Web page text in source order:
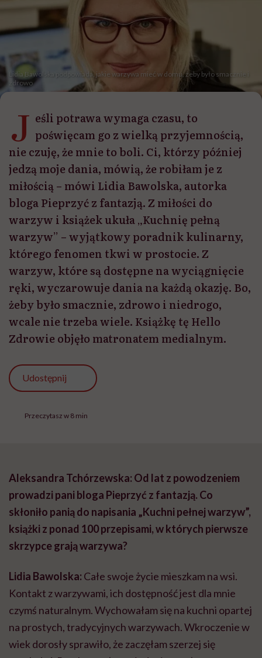
Lidia Bawolska podpowiada, jakie warzywa mieć w domu, żeby było smacznie i
zdrowo
J eśli potrawa wymaga czasu, to
poświęcam go z wielką przyjemnością,
nie czuję, że mnie to boli. Ci, którzy później
jedzą moje dania, mówią, że robiłam je z
miłością – mówi Lidia Bawolska, autorka
bloga Pieprzyć z fantazją. Z miłości do
warzyw i książek ukuła „Kuchnię pełną
warzyw” – wyjątkowy poradnik kulinarny,
którego fenomen tkwi w prostocie. Z
warzyw, które są dostępne na wyciągnięcie
ręki, wyczarowuje dania na każdą okazję. Bo,
żeby było smacznie, zdrowo i niedrogo,
wcale nie trzeba wiele. Książkę tę Hello
Zdrowie objęło matronatem medialnym.
Udostępnij
Przeczytasz w 8 min
Aleksandra Tchórzewska: Od lat z powodzeniem
prowadzi pani bloga Pieprzyć z fantazją. Co
skłoniło panią do napisania „Kuchni pełnej warzyw”,
książki z ponad 100 przepisami, w których pierwsze
skrzypce grają warzywa?
Lidia Bawolska: Całe swoje życie mieszkam na wsi.
Kontakt z warzywami, ich dostępność jest dla mnie
czymś naturalnym. Wychowałam się na kuchni opartej
na prostych, tradycyjnych warzywach. Wkroczenie w
wiek dorosły sprawiło, że zaczęłam szerzej się